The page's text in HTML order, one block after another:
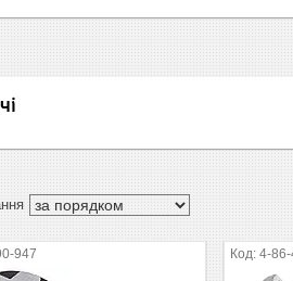
947 4-86-